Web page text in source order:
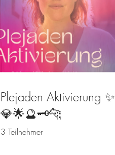
Plejaden Aktivierung ✨
💎🌟🔮🗝️🐆
3 Teilnehmer